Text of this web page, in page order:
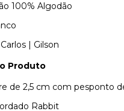
100% Algodão
| Gilson
Produto
de 2,5 cm com pesponto
Rabbit